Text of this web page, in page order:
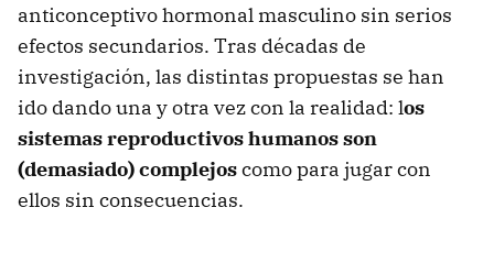
anticonceptivo hormonal masculino sin serios
efectos secundarios. Tras décadas de
investigación, las distintas propuestas se han
ido dando una y otra vez con la realidad: los
sistemas reproductivos humanos son
(demasiado) complejoscomo para jugar con
ellos sin consecuencias.